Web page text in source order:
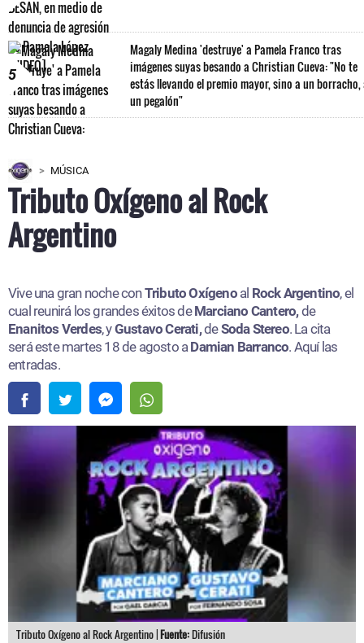
5
Magaly Medina 'destruye' a Pamela Franco tras
imágenes suyas besando a Christian Cueva: "No te
estás llevando el premio mayor, sino a un borracho,
un pegalón"
MÚSICA
Tributo Oxígeno al Rock
Argentino
Vive una gran noche conTributo Oxígenoal Rock Argentino, el
cual reunirá los grandes éxitos deMarciano Cantero,de
Enanitos Verdes, yGustavo Cerati,deSoda Stereo. La cita
será este martes 18 de agosto a Damian Barranco. Aquí las
entradas.​
Tributo Oxígeno al Rock Argentino |Fuente:Difusión